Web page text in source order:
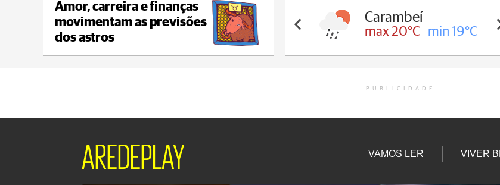
Amor, carreira e finanças
movimentam as previsões
dos astros
Castro
max 21°C min 19°C
Carambeí
max 20°C min 19°C
PUBLICIDADE
AREDEPLAY VAMOS LER VIVER